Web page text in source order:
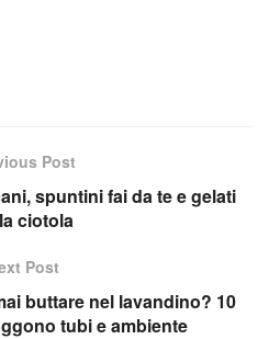
Post
spuntini fai da te e gelati
ciotola
Post
buttare nel lavandino? 10
tubi e ambiente